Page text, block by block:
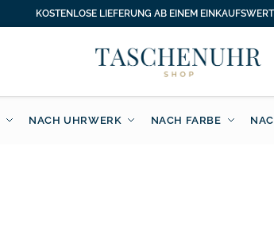
KOSTENLOSE LIEFERUNG AB EINEM
NACH UHRWERK NACH FARBE